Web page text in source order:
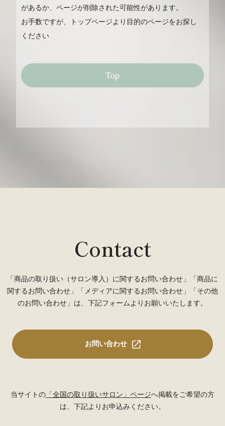
があるか、ページが削除された可能性があります。
お手数ですが、トップページより目的のページをお探し
ください
Top
Contact
「商品の取り扱い（サロン導入）に関するお問い合わせ」「商品に
関するお問い合わせ」「メディアに関するお問い合わせ」「その他
のお問い合わせ」は、下記フォームよりお願いいたします。
お問い合わせ
当サイトの 「全国の取り扱いサロン」ページへ掲載をご希望の方
は、下記よりお申込みください。